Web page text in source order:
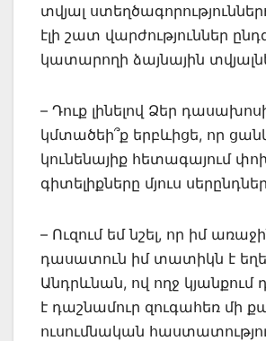
տվյալ
էլի շատ վարժություններ
կատարողի ձայնային
– Դուք լինելով Ձեր
կմտածեի՞ք երբևիցե, որ
կունենայիք հետագայում
գիտելիքները մյուս
– Ուզում եմ նշել, որ իմ
դասատուն իմ տատիկն է
Անդրևնան, ով ողջ կյանքում
է դաշնամուր զուգահեռ մի
ուսումնական